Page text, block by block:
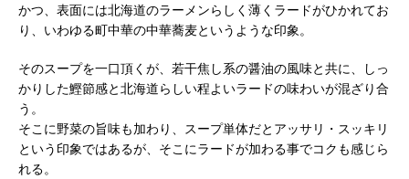
かつ、表面には北海道のラーメンらしく薄くラードがひかれてお
り、いわゆる町中華の中華蕎麦というような印象。
そのスープを一口頂くが、若干焦し系の醤油の風味と共に、しっ
かりした鰹節感と北海道らしい程よいラードの味わいが混ざり合
う。
そこに野菜の旨味も加わり、スープ単体だとアッサリ・スッキリ
という印象ではあるが、そこにラードが加わる事でコクも感じら
れる。